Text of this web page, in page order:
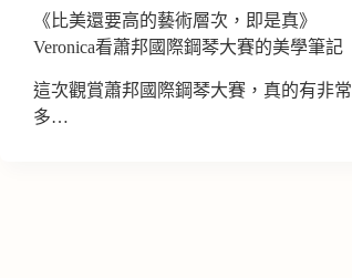
《比美還要高的藝術層次，即是真》
Veronica看蕭邦國際鋼琴大賽的美學筆記
這次觀賞蕭邦國際鋼琴大賽，真的有非常
多…